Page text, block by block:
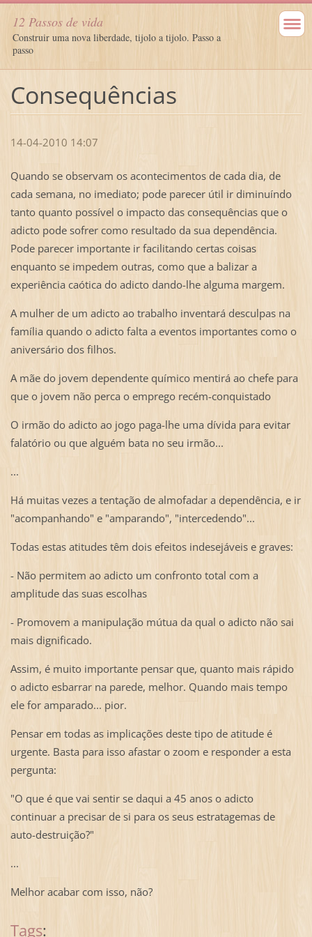
12 Passos de vida
Construir uma nova liberdade, tijolo a tijolo. Passo a
passo
Consequências
14-04-2010 14:07
Quando se observam os acontecimentos de cada dia, de
cada semana, no imediato; pode parecer útil ir diminuíndo
tanto quanto possível o impacto das consequências que o
adicto pode sofrer como resultado da sua dependência.
Pode parecer importante ir facilitando certas coisas
enquanto se impedem outras, como que a balizar a
experiência caótica do adicto dando-lhe alguma margem.
A mulher de um adicto ao trabalho inventará desculpas na
família quando o adicto falta a eventos importantes como o
aniversário dos filhos.
A mãe do jovem dependente químico mentirá ao chefe para
que o jovem não perca o emprego recém-conquistado
O irmão do adicto ao jogo paga-lhe uma dívida para evitar
falatório ou que alguém bata no seu irmão...
...
Há muitas vezes a tentação de almofadar a dependência, e ir
"acompanhando" e "amparando", "intercedendo"...
Todas estas atitudes têm dois efeitos indesejáveis e graves:
- Não permitem ao adicto um confronto total com a
amplitude das suas escolhas
- Promovem a manipulação mútua da qual o adicto não sai
mais dignificado.
Assim, é muito importante pensar que, quanto mais rápido
o adicto esbarrar na parede, melhor. Quando mais tempo
ele for amparado... pior.
Pensar em todas as implicações deste tipo de atitude é
urgente. Basta para isso afastar o zoom e responder a esta
pergunta:
"O que é que vai sentir se daqui a 45 anos o adicto
continuar a precisar de si para os seus estratagemas de
auto-destruição?"
...
Melhor acabar com isso, não?
Tags: